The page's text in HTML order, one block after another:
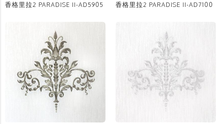
香格里拉2 PARADISE II-AD5905 香格里拉2 PARADISE II-AD7100